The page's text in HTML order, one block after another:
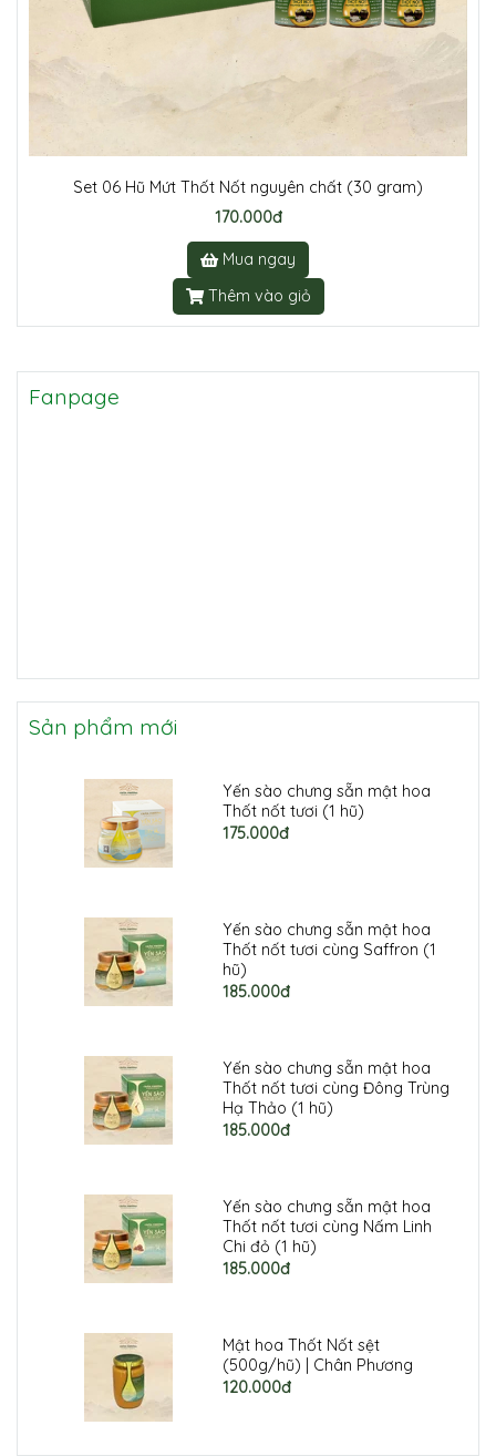
Set 06 Hũ Mứt Thốt Nốt nguyên chất (30 gram)
170.000đ
Mua ngay
Thêm vào giỏ
Fanpage
Sản phẩm mới
Yến sào chưng sẵn mật hoa
Thốt nốt tươi (1 hũ)
175.000đ
Yến sào chưng sẵn mật hoa
Thốt nốt tươi cùng Saffron (1
hũ)
185.000đ
Yến sào chưng sẵn mật hoa
Thốt nốt tươi cùng Đông Trùng
Hạ Thảo (1 hũ)
185.000đ
Yến sào chưng sẵn mật hoa
Thốt nốt tươi cùng Nấm Linh
Chi đỏ (1 hũ)
185.000đ
Mật hoa Thốt Nốt sệt
(500g/hũ) | Chân Phương
120.000đ